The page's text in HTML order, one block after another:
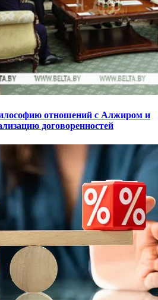
отношений с Алжиром и
договоренностей